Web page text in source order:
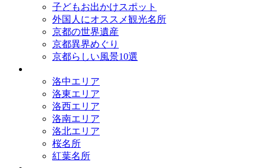
子どもお出かけスポット
外国人にオススメ観光名所
京都の世界遺産
京都異界めぐり
京都らしい風景10選
洛中エリア
洛東エリア
洛西エリア
洛南エリア
洛北エリア
桜名所
紅葉名所